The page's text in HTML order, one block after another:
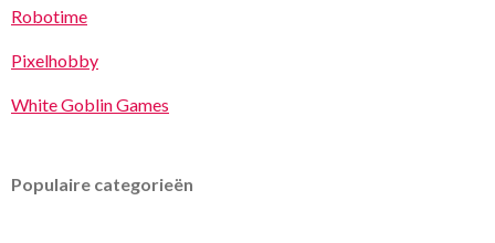
Robotime
Pixelhobby
White Goblin Games
Populaire categorieën